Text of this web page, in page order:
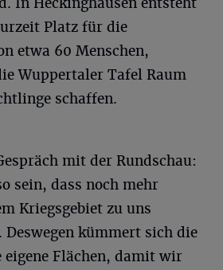
Platz für die
etwa 60 Menschen,
Wuppertaler Tafel Raum
schaffen.
mit der Rundschau:
sein, dass noch mehr
Kriegsgebiet zu uns
Deswegen kümmert sich die
eigene Flächen, damit wir